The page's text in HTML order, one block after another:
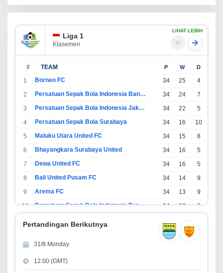
Liga 1
Klasemen
LIHAT LEBIH
# TEAM P W D
1 Borneo FC 34 25 4
2
Persatuan Sepak Bola Indonesia Bandung 34 24 7
3
Persatuan Sepak Bola Indonesia Jakarta 34 22 5
4
Persatuan Sepak Bola Surabaya 34 16 10
5
Maluku Utara United FC 34 15 8
6
Bhayangkara Surabaya United 34 16 5
7
Dewa United FC 34 16 5
8
Bali United Pusam FC 34 14 9
9
Arema FC 34 13 9
10
Persatuan Sepak Bola Indonesia Tangerang 34 13 6
34 11
13
14
Madura United FC
Pertandingan Berikutnya
31/8 Monday
12:00 (GMT)